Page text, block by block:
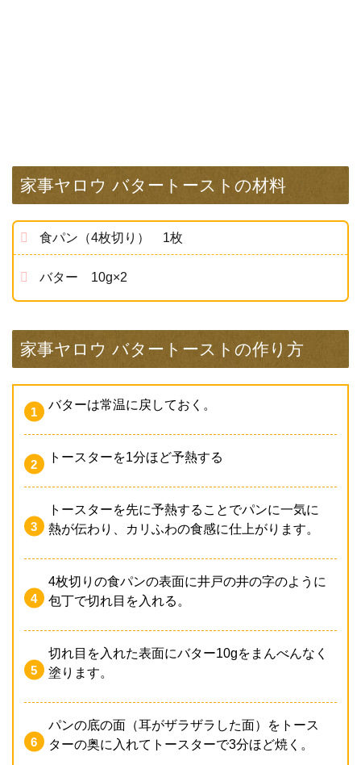
家事ヤロウ バタートーストの材料
食パン（4枚切り） 1枚
バター 10g×2
家事ヤロウ バタートーストの作り方
バターは常温に戻しておく。
トースターを1分ほど予熱する
トースターを先に予熱することでパンに一気に
熱が伝わり、カリふわの食感に仕上がります。
4枚切りの食パンの表面に井戸の井の字のように
包丁で切れ目を入れる。
切れ目を入れた表面にバター10gをまんべんなく
塗ります。
パンの底の面（耳がザラザラした面）をトース
ターの奥に入れてトースターで3分ほど焼く。